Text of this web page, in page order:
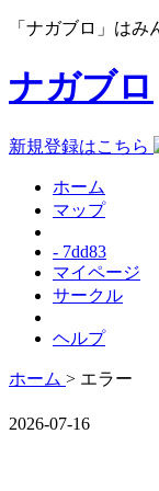
「ナガブロ」は
ナガブロ
新規登録はこちら
ホーム
マップ
- 7dd83
マイページ
サークル
ヘルプ
ホーム > エラー
2026-07-16